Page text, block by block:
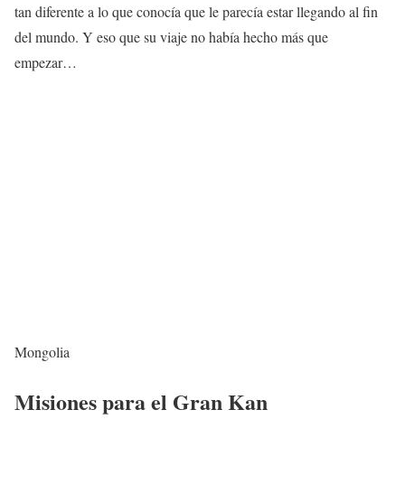
tan diferente a lo que conocía que le parecía estar llegando al fin
del mundo. Y eso que su viajeno había hecho más que
empezar…
Mongolia
Misiones para el Gran Kan